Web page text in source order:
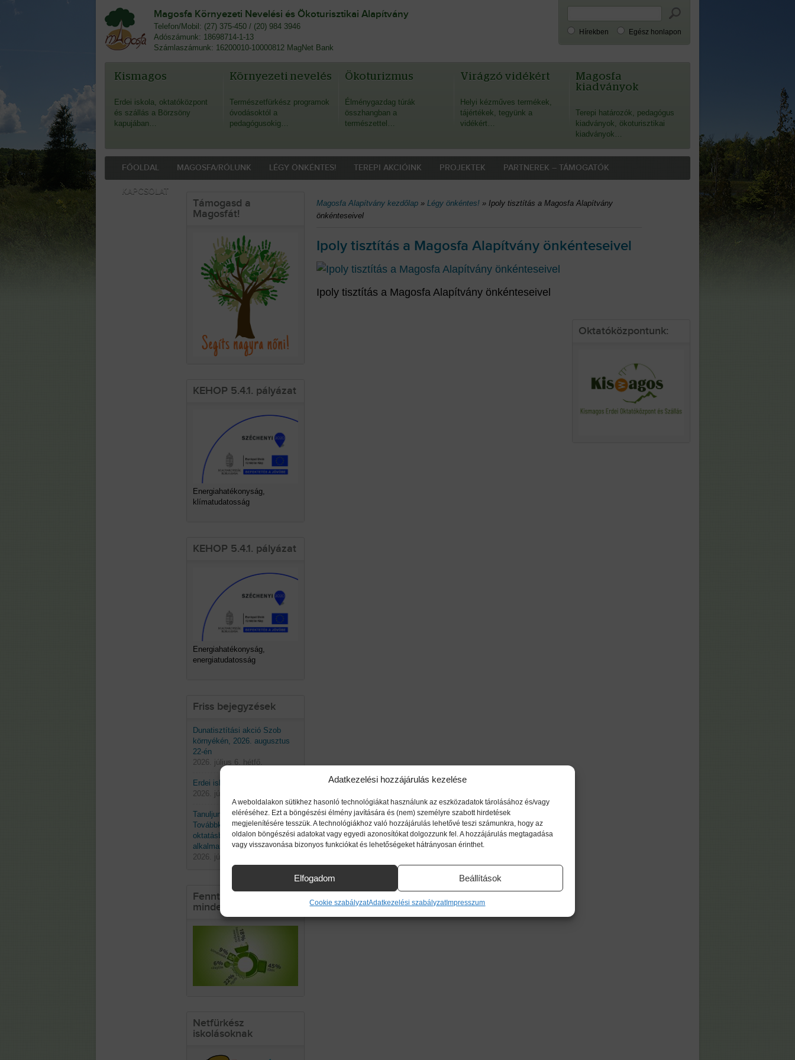
Adatkezelési hozzájárulás kezelése
A weboldalakon sütikhez hasonló technológiákat használunk az eszközadatok tárolásához és/vagy
eléréséhez. Ezt a böngészési élmény javítására és (nem) személyre szabott hirdetések
megjelenítésére tesszük. A technológiákhoz való hozzájárulás lehetővé teszi számunkra, hogy az
oldalon böngészési adatokat vagy egyedi azonosítókat dolgozzunk fel. A hozzájárulás megtagadása
vagy visszavonása bizonyos funkciókat és lehetőségeket hátrányosan érinthet.
Elfogadom Beállítások
Cookie szabályzatAdatkezelési szabályzatImpresszum
Magosfa Környezeti Nevelési és Ökoturisztikai Alapítvány
Telefon/Mobil: (27) 375-450 / (20) 984 3946
Adószámunk: 18698714-1-13
Számlaszámunk: 16200010-10000812 MagNet Bank
Hírekben Egész honlapon
Kismagos
Erdei iskola, oktatóközpont
és szállás a Börzsöny
kapujában…
Környezeti nevelés
Természetfürkész programok
óvodásoktól a
pedagógusokig…
Ökoturizmus
Élménygazdag túrák
összhangban a
természettel…
Virágzó vidékért
Helyi kézműves termékek,
tájértékek, tegyünk a
vidékért…
Magosfa
kiadványok
Terepi határozók, pedagógus
kiadványok, ökoturisztikai
kiadványok…
FŐOLDAL MAGOSFA/RÓLUNK LÉGY ÖNKÉNTES! TEREPI AKCIÓINK PROJEKTEK PARTNEREK – TÁMOGATÓK
KAPCSOLAT
Támogasd a
Magosfát!
KEHOP 5.4.1. pályázat
Energiahatékonyság,
klímatudatosság
KEHOP 5.4.1. pályázat
Energiahatékonyság,
energiatudatosság
Friss bejegyzések
Dunatisztítási akció Szob
környékén, 2026. augusztus
22-én
2026. július 6. hétfő.
Erdei iskolák 2026 tavaszán
2026. június 29. hétfő.
Tanuljunk a természettől!
Továbbképzés a biomimikri
oktatásban való
alkalmazásáról
2026. június 19. péntek.
Fenntarthatóság a
mindennapokban
Netfürkész
iskolásoknak
Magosfa Alapítvány kezdőlap » Légy önkéntes! » Ipoly tisztítás a Magosfa Alapítvány
önkénteseivel
Ipoly tisztítás a Magosfa Alapítvány önkénteseivel
Ipoly tisztítás a Magosfa Alapítvány önkénteseivel
Oktatóközpontunk: